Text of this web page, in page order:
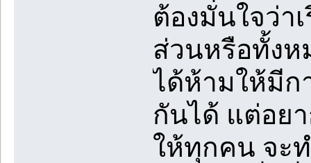
ต้องมั่นใจว่า
ส่วนหรือทั้งห
ได้ห้ามให้มีก
กันได้ แต่อยา
ให้ทุกคน จะ